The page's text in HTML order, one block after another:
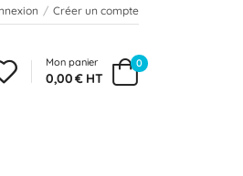
/ Créer un compte
0
Mon panier
0,00 € HT